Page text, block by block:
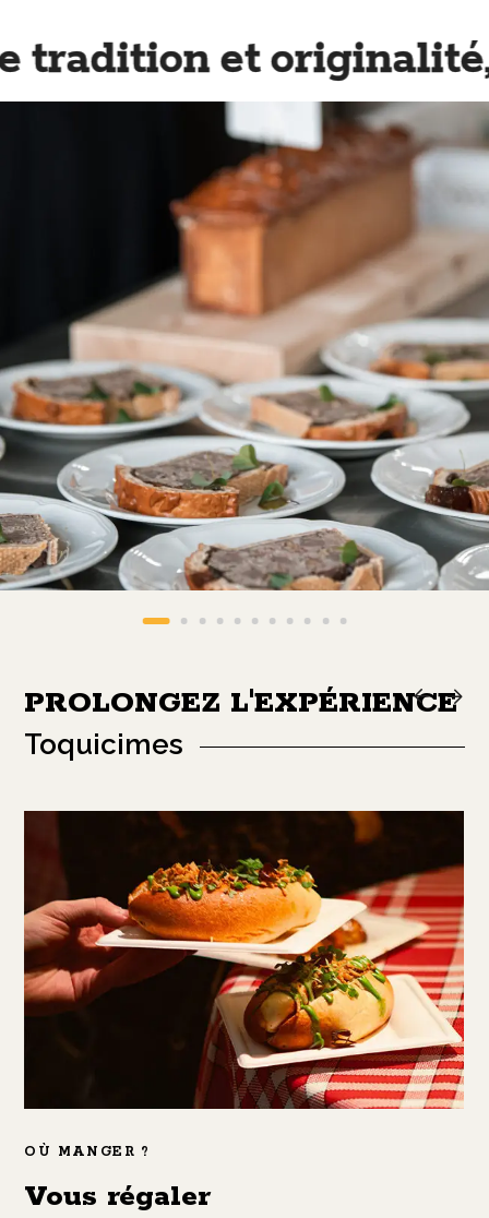
et originalité,
Toquicimes
PROLONGEZ L'EXPÉRIENCE
OÙ MANGER ?
Vous régaler